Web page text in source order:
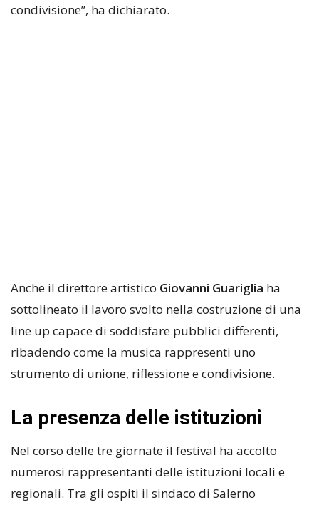
condivisione”, ha dichiarato.
Anche il direttore artistico Giovanni Guariglia ha
sottolineato il lavoro svolto nella costruzione di una
line up capace di soddisfare pubblici differenti,
ribadendo come la musica rappresenti uno
strumento di unione, riflessione e condivisione.
La presenza delle istituzioni
Nel corso delle tre giornate il festival ha accolto
numerosi rappresentanti delle istituzioni locali e
regionali. Tra gli ospiti il sindaco di Salerno